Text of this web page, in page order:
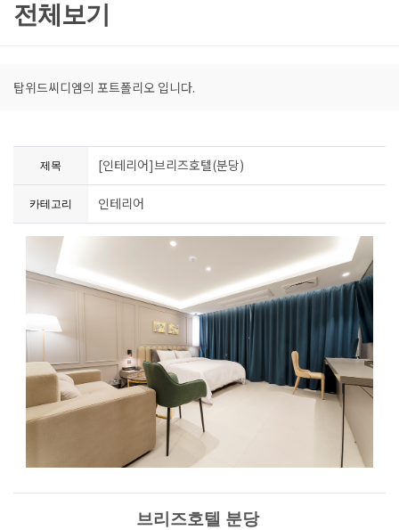
전체보기
탑위드씨디엠의 포트폴리오 입니다.
제목 [인테리어]브리즈호텔(분당)
카테고리 인테리어
브리즈호텔 분당